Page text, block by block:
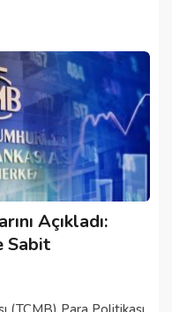
Açıkladı:
Sabit